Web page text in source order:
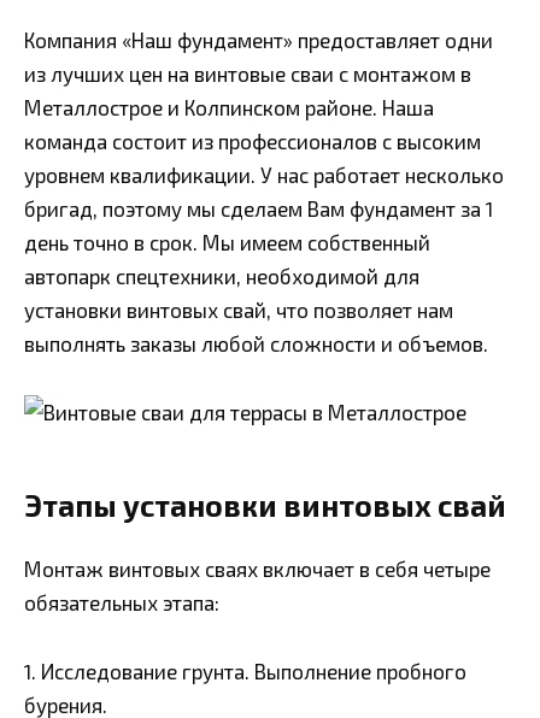
Компания «Наш фундамент» предоставляет одни
из лучших цен на винтовые сваи с монтажом в
Металлострое и Колпинском районе. Наша
команда состоит из профессионалов с высоким
уровнем квалификации. У нас работает несколько
бригад, поэтому мы сделаем Вам фундамент за 1
день точно в срок. Мы имеем собственный
автопарк спецтехники, необходимой для
установки винтовых свай, что позволяет нам
выполнять заказы любой сложности и объемов.
Этапы установки винтовых свай
Монтаж винтовых сваях включает в себя четыре
обязательных этапа:
1. Исследование грунта. Выполнение пробного
бурения.